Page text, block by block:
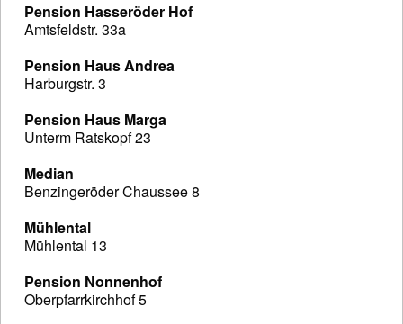
Pension Hasseröder Hof
Amtsfeldstr. 33a
Pension Haus Andrea
Harburgstr. 3
Pension Haus Marga
Unterm Ratskopf 23
Median
Benzingeröder Chaussee 8
Mühlental
Mühlental 13
Pension Nonnenhof
Oberpfarrkirchhof 5